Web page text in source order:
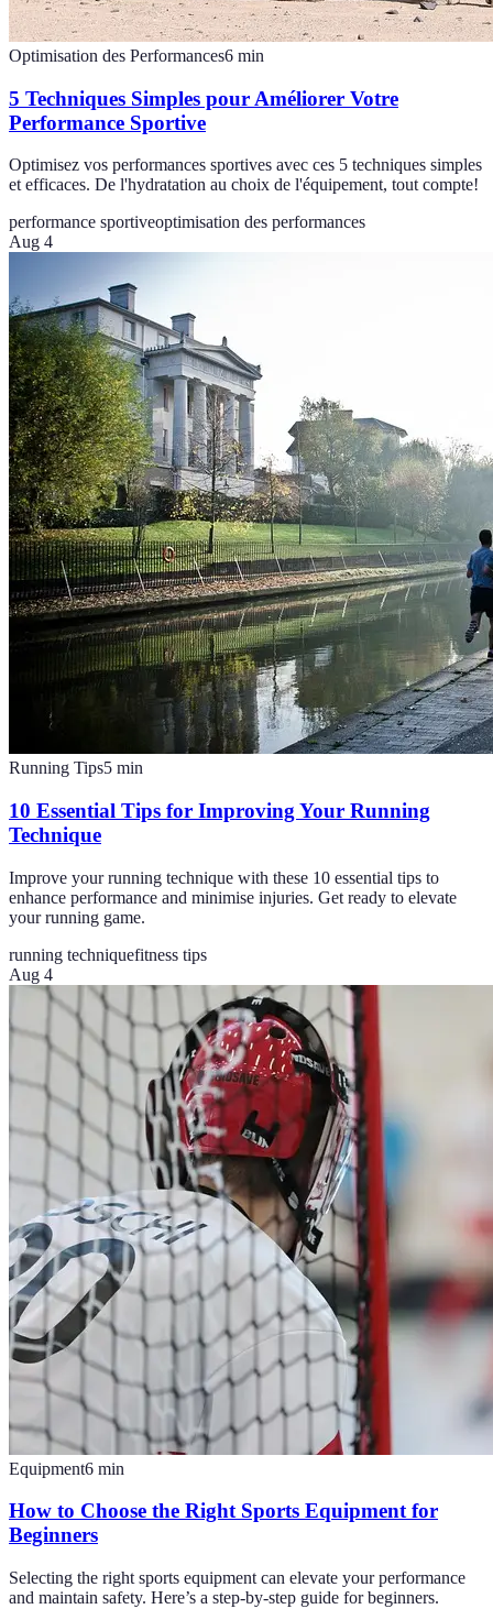
Optimisation des Performances6 min
5 Techniques Simples pour Améliorer Votre
Performance Sportive
Optimisez vos performances sportives avec ces 5 techniques simples
et efficaces. De l'hydratation au choix de l'équipement, tout compte!
performance sportiveoptimisation des performances
Aug 4
Running Tips5 min
10 Essential Tips for Improving Your Running
Technique
Improve your running technique with these 10 essential tips to
enhance performance and minimise injuries. Get ready to elevate
your running game.
running techniquefitness tips
Aug 4
Equipment6 min
How to Choose the Right Sports Equipment for
Beginners
Selecting the right sports equipment can elevate your performance
and maintain safety. Here’s a step-by-step guide for beginners.